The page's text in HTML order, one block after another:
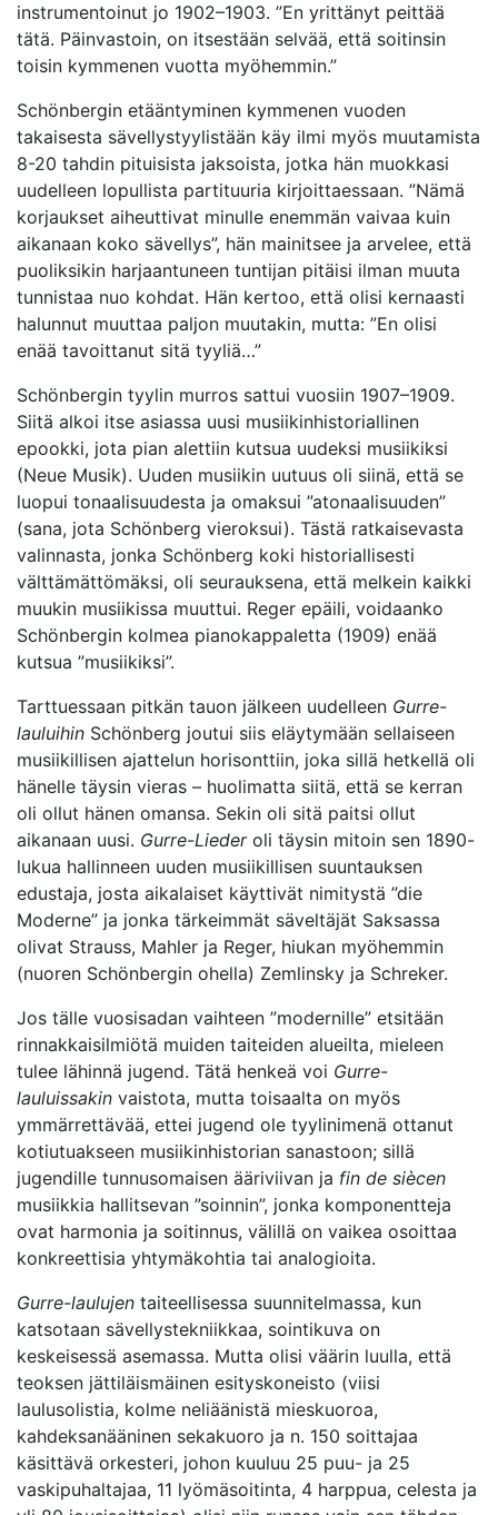
instrumentoinut jo 1902–1903. ”En yrittänyt peittää
tätä. Päinvastoin, on itsestään selvää, että soitinsin
toisin kymmenen vuotta myöhemmin.”
Schönbergin etääntyminen kymmenen vuoden
takaisesta sävellystyylistään käy ilmi myös muutamista
8-20 tahdin pituisista jaksoista, jotka hän muokkasi
uudelleen lopullista partituuria kirjoittaessaan. ”Nämä
korjaukset aiheuttivat minulle enemmän vaivaa kuin
aikanaan koko sävellys”, hän mainitsee ja arvelee, että
puoliksikin harjaantuneen tuntijan pitäisi ilman muuta
tunnistaa nuo kohdat. Hän kertoo, että olisi kernaasti
halunnut muuttaa paljon muutakin, mutta: ”En olisi
enää tavoittanut sitä tyyliä…”
Schönbergin tyylin murros sattui vuosiin 1907–1909.
Siitä alkoi itse asiassa uusi musiikinhistoriallinen
epookki, jota pian alettiin kutsua uudeksi musiikiksi
(Neue Musik). Uuden musiikin uutuus oli siinä, että se
luopui tonaalisuudesta ja omaksui ”atonaalisuuden”
(sana, jota Schönberg vieroksui). Tästä ratkaisevasta
valinnasta, jonka Schönberg koki historiallisesti
välttämättömäksi, oli seurauksena, että melkein kaikki
muukin musiikissa muuttui. Reger epäili, voidaanko
Schönbergin kolmea pianokappaletta (1909) enää
kutsua ”musiikiksi”.
Tarttuessaan pitkän tauon jälkeen uudelleen Gurre-
lauluihin Schönberg joutui siis eläytymään sellaiseen
musiikillisen ajattelun horisonttiin, joka sillä hetkellä oli
hänelle täysin vieras – huolimatta siitä, että se kerran
oli ollut hänen omansa. Sekin oli sitä paitsi ollut
aikanaan uusi. Gurre-Liederoli täysin mitoin sen 1890-
lukua hallinneen uuden musiikillisen suuntauksen
edustaja, josta aikalaiset käyttivät nimitystä ”die
Moderne” ja jonka tärkeimmät säveltäjät Saksassa
olivat Strauss, Mahler ja Reger, hiukan myöhemmin
(nuoren Schönbergin ohella) Zemlinsky ja Schreker.
Jos tälle vuosisadan vaihteen ”modernille” etsitään
rinnakkaisilmiötä muiden taiteiden alueilta, mieleen
tulee lähinnä jugend. Tätä henkeä voi Gurre-
lauluissakin vaistota, mutta toisaalta on myös
ymmärrettävää, ettei jugend ole tyylinimenä ottanut
kotiutuakseen musiikinhistorian sanastoon; sillä
jugendille tunnusomaisen ääriviivan ja fin de siècen
musiikkia hallitsevan ”soinnin”, jonka komponentteja
ovat harmonia ja soitinnus, välillä on vaikea osoittaa
konkreettisia yhtymäkohtia tai analogioita.
Gurre-laulujen taiteellisessa suunnitelmassa, kun
katsotaan sävellystekniikkaa, sointikuva on
keskeisessä asemassa. Mutta olisi väärin luulla, että
teoksen jättiläismäinen esityskoneisto (viisi
laulusolistia, kolme neliäänistä mieskuoroa,
kahdeksanääninen sekakuoro ja n. 150 soittajaa
käsittävä orkesteri, johon kuuluu 25 puu- ja 25
vaskipuhaltajaa, 11 lyömäsoitinta, 4 harppua, celesta ja